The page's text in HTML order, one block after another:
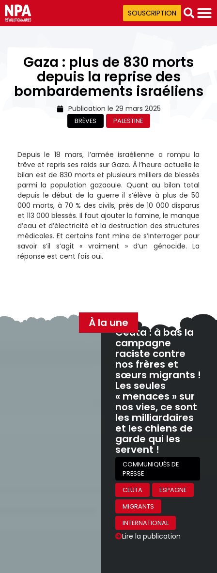
SOUSCRIPTION
Gaza : plus de 830 morts
depuis la reprise des
bombardements israéliens
Publication le 29 mars 2025
BRÈVES PALESTINE
Depuis le 18 mars, l’armée israélienne a rompu la
trêve et repris ses raids sur Gaza. À l’heure actuelle le
bilan est de 830 morts et plusieurs milliers de blessés
parmi la population gazaouie. Quant au bilan total
depuis le début de la guerre il s’élève à plus de 50
000 morts, à 70 % des civils, près de 10 000 disparus
et 113 000 blessés. Il faut ajouter la famine, le manque
d’eau et d’électricité et la destruction des structures
médicales. Et certains font mine de s’interroger pour
savoir s’il s’agit « vraiment » d’un génocide. La
réponse est cent fois oui.
À la une
Ceuta : à bas la
campagne
raciste contre
nos frères et
sœurs migrants !
Les seules
« menaces » sur
nos vies, ce sont
les milliardaires
et les chiens de
garde qui les
servent !
COMMUNIQUÉS DE
PRESSE
CEUTA
ESPAGNE
MIGRANTS
INTERNATIONAL
Lire la publication